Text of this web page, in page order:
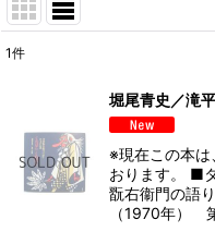
並び順:
1件
堀尾青史／滝
※現在この本は
おります。 ■
翫右衞門の語
（1970年）